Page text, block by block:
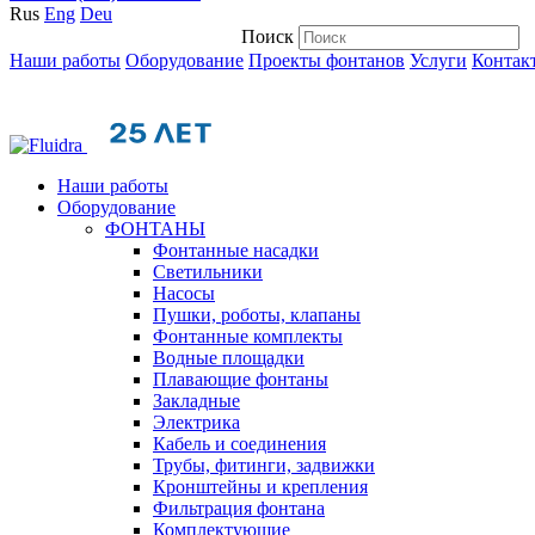
Rus Eng Deu
Поиск
Наши работы Оборудование Проекты фонтанов Услуги
Наши работы
Оборудование
ФОНТАНЫ
Фонтанные насадки
Cветильники
Насосы
Пушки, роботы, клапаны
Фонтанные комплекты
Водные площадки
Плавающие фонтаны
Закладные
Электрика
Кабель и соединения
Трубы, фитинги, задвижки
Кронштейны и крепления
Фильтрация фонтана
Комплектующие